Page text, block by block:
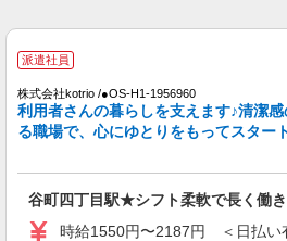
派遣社員
株式会社kotrio /●OS-H2-2068572
谷町九丁目駅のデ
ゼロで趣味も満喫
時給1550円〜
通費全支給(ガソリン
派遣社員
株式会社kotrio /●OS-H1-1956960
利用者さんの暮らしを支えます♪清潔
る職場で、心にゆとりをもってスター
谷町四丁目駅★シフト柔軟で長く働き
時給1550円〜2187円 ＜日払い